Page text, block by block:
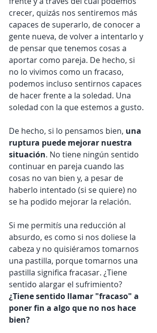
crecer, quizás nos sentiremos más
capaces de superarlo, de conocer a
gente nueva, de volver a intentarlo y
de pensar que tenemos cosas a
aportar como pareja. De hecho, si
no lo vivimos como un fracaso,
podemos incluso sentirnos capaces
de hacer frente a la soledad. Una
soledad con la que estemos a gusto.
De hecho, si lo pensamos bien, una
ruptura puede mejorar nuestra
situación. No tiene ningún sentido
continuar en pareja cuando las
cosas no van bien y, a pesar de
haberlo intentado (si se quiere) no
se ha podido mejorar la relación.
Si me permitís una reducción al
absurdo, es como si nos doliese la
cabeza y no quisiéramos tomarnos
una pastilla, porque tomarnos una
pastilla significa fracasar. ¿Tiene
sentido alargar el sufrimiento?
¿Tiene sentido llamar "fracaso" a
poner fin a algo que no nos hace
bien?